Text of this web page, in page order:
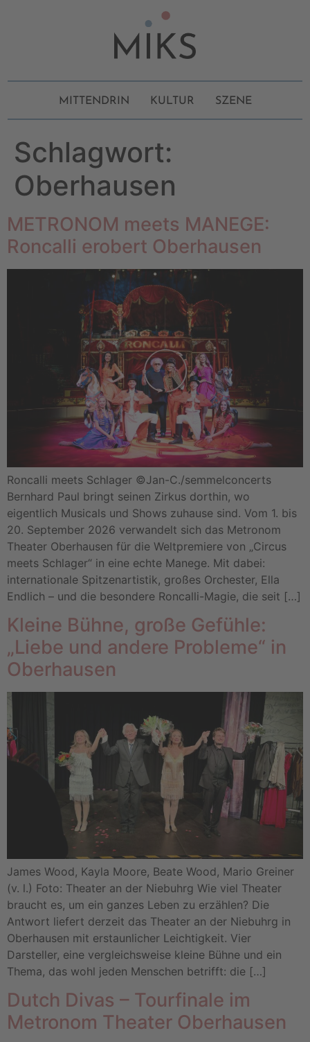
MITTENDRIN KULTUR SZENE
Schlagwort:
Oberhausen
METRONOM meets MANEGE:
Roncalli erobert Oberhausen
Roncalli meets Schlager ©Jan-C./semmelconcerts
Bernhard Paul bringt seinen Zirkus dorthin, wo
eigentlich Musicals und Shows zuhause sind. Vom 1. bis
20. September 2026 verwandelt sich das Metronom
Theater Oberhausen für die Weltpremiere von „Circus
meets Schlager“ in eine echte Manege. Mit dabei:
internationale Spitzenartistik, großes Orchester, Ella
Endlich – und die besondere Roncalli-Magie, die seit […]
Kleine Bühne, große Gefühle:
„Liebe und andere Probleme“ in
Oberhausen
James Wood, Kayla Moore, Beate Wood, Mario Greiner
(v. l.) Foto: Theater an der Niebuhrg Wie viel Theater
braucht es, um ein ganzes Leben zu erzählen? Die
Antwort liefert derzeit das Theater an der Niebuhrg in
Oberhausen mit erstaunlicher Leichtigkeit. Vier
Darsteller, eine vergleichsweise kleine Bühne und ein
Thema, das wohl jeden Menschen betrifft: die […]
Dutch Divas – Tourfinale im
Metronom Theater Oberhausen